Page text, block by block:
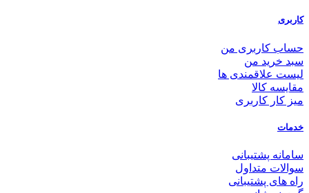
کاربری
حساب کاربری من
سبد خرید من
لیست علاقمندی ها
مقایسه کالا
میز کار کاربری
خدمات
سامانه پشتیبانی
سوالات متداول
راه های پشتیبانی